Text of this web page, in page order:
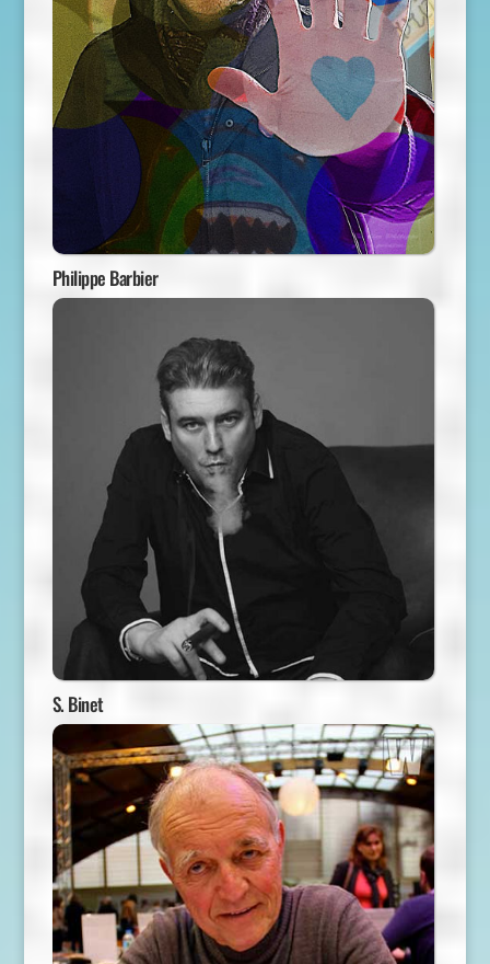
Philippe Barbier
S. Binet